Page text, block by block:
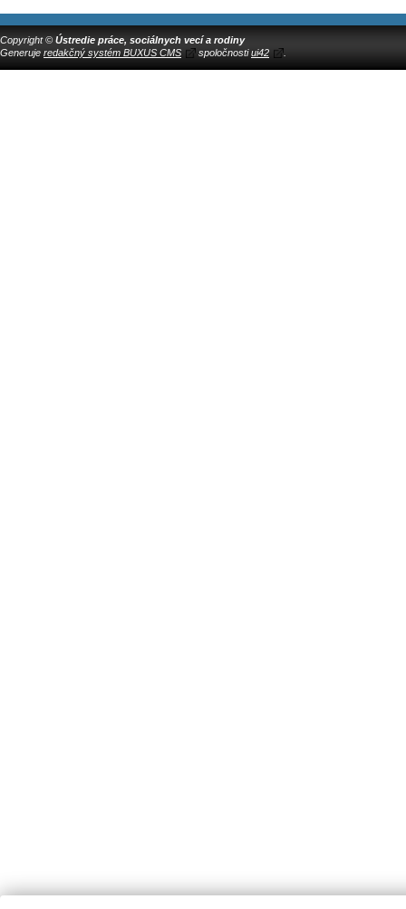
Copyright © Ústredie práce, sociálnych vecí a rodiny
Generuje redakčný systém BUXUS CMS spoločnostiui42